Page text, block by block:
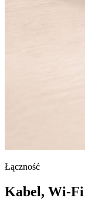
Łączność
Kabel, Wi-